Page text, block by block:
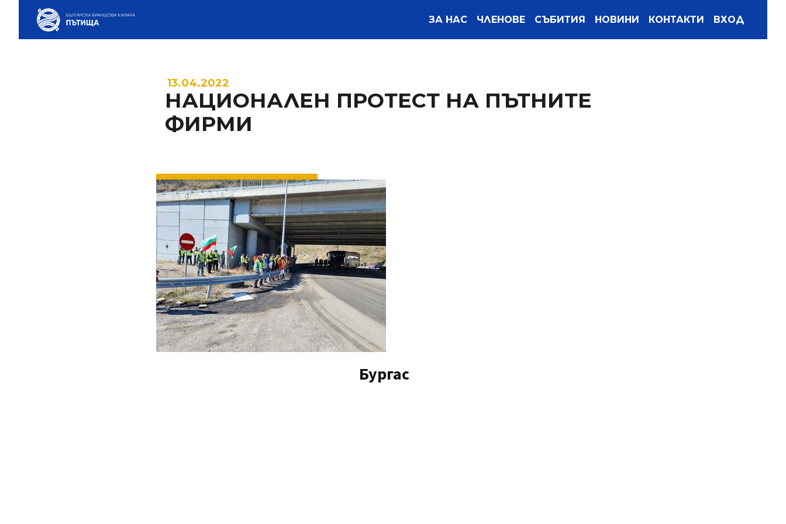
ЗА НАС ЧЛЕНОВЕ СЪБИТИЯ НОВИНИ КОНТАКТИ ВХОД
13.04.2022
НАЦИОНАЛЕН ПРОТЕСТ НА ПЪТНИТЕ
ФИРМИ
Бургас